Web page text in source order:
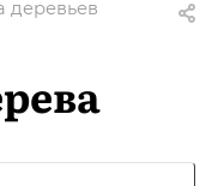
деревьев